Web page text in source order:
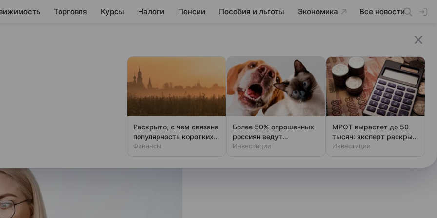
Торговля Курсы Налоги Пенсии Пособия и льготы Экономика Все новости
QR-код
расчеты на кассе,
Раскрыто, с чем связана
популярность коротких
поездок в регионы
Финансы
Более 50% опрошенных
россиян ведут
отдельный бюджет на
Инвестиции
МРОТ вырастет до 50
тысяч: эксперт раскрыл
подвох для работников
Инвестиции